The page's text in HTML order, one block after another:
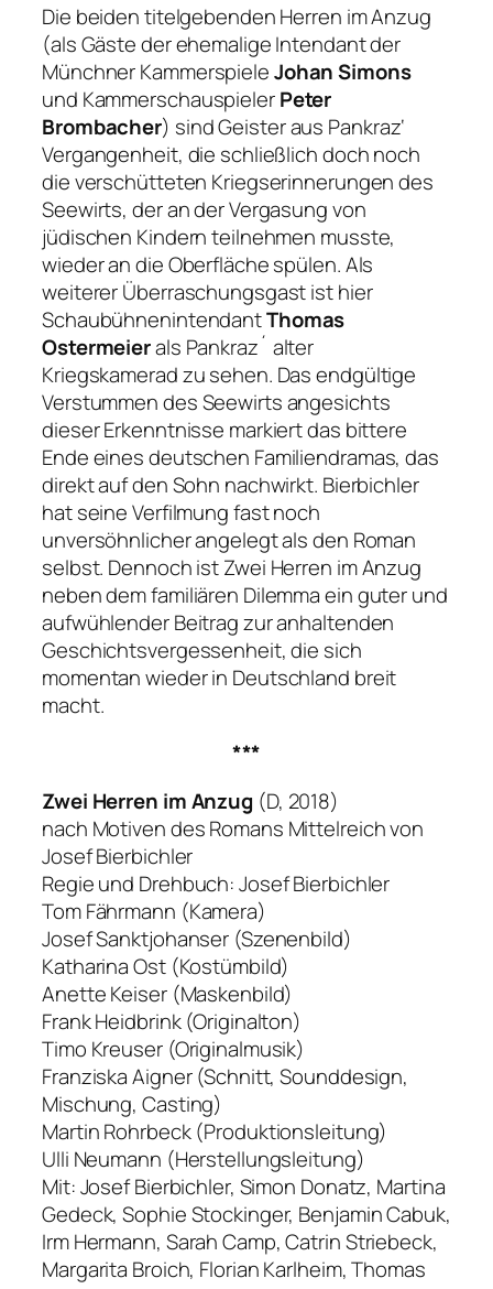
Die beiden titelgebenden Herren im Anzug
(als Gäste der ehemalige Intendant der
Münchner KammerspieleJohan Simons
und KammerschauspielerPeter
Brombacher) sind Geister aus Pankraz‘
Vergangenheit, die schließlich doch noch
die verschütteten Kriegserinnerungen des
Seewirts, der an der Vergasung von
jüdischen Kindern teilnehmen musste,
wieder an die Oberfläche spülen. Als
weiterer Überraschungsgast ist hier
SchaubühnenintendantThomas
Ostermeierals Pankraz´ alter
Kriegskamerad zu sehen. Das endgültige
Verstummen des Seewirts angesichts
dieser Erkenntnisse markiert das bittere
Ende eines deutschen Familiendramas, das
direkt auf den Sohn nachwirkt. Bierbichler
hat seine Verfilmung fast noch
unversöhnlicher angelegt als den Roman
selbst. Dennoch istZwei Herren im Anzug
neben dem familiären Dilemma ein guter und
aufwühlender Beitrag zur anhaltenden
Geschichtsvergessenheit, die sich
momentan wieder in Deutschland breit
macht.
***
Zwei Herren im Anzug (D, 2018)
nach Motiven des Romans Mittelreich von
Josef Bierbichler
Regie und Drehbuch: Josef Bierbichler
Tom Fährmann (Kamera)
Josef Sanktjohanser (Szenenbild)
Katharina Ost (Kostümbild)
Anette Keiser (Maskenbild)
Frank Heidbrink (Originalton)
Timo Kreuser (Originalmusik)
Franziska Aigner (Schnitt, Sounddesign,
Mischung, Casting)
Martin Rohrbeck (Produktionsleitung)
Ulli Neumann (Herstellungsleitung)
Mit: Josef Bierbichler, Simon Donatz, Martina
Gedeck, Sophie Stockinger, Benjamin Cabuk,
Irm Hermann, Sarah Camp, Catrin Striebeck,
Margarita Broich, Florian Karlheim, Thomas